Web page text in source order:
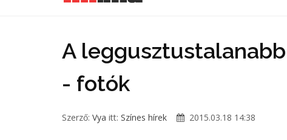
A
- fotók
Szerző: Vya itt: Színes hírek 2015.03.18 14:38